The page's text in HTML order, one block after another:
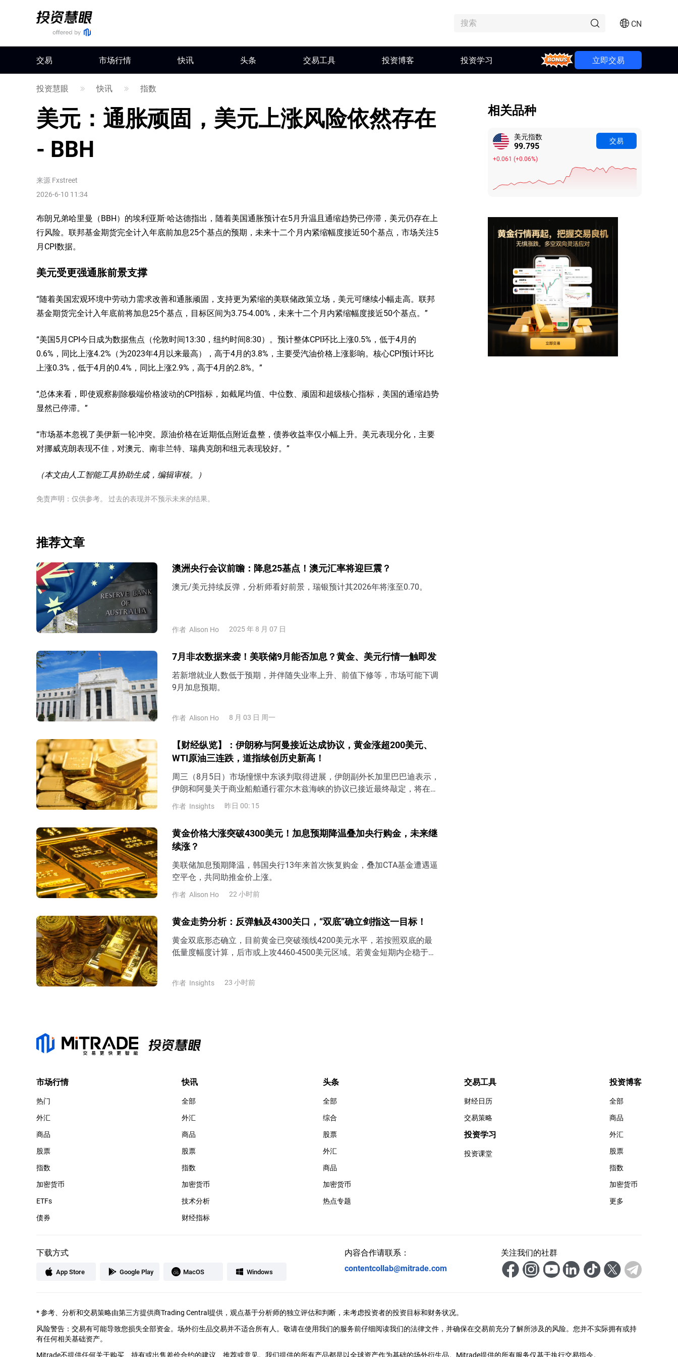
CN
交易 市场行情 快讯 头条 交易工具 投资博客 投资学习 Bonus 立即交易
投资慧眼 快讯 指数
美元：通胀顽固，美元上涨风险依然存在
- BBH
来源 Fxstreet
2026-6-10 11:34
布朗兄弟哈里曼（BBH）的埃利亚斯·哈达德指出，随着美国通胀预计在5月升温且通缩趋势已停滞，美元仍存在上
行风险。联邦基金期货完全计入年底前加息25个基点的预期，未来十二个月内紧缩幅度接近50个基点，市场关注5
月CPI数据。
美元受更强通胀前景支撑
“随着美国宏观环境中劳动力需求改善和通胀顽固，支持更为紧缩的美联储政策立场，美元可继续小幅走高。联邦
基金期货完全计入年底前将加息25个基点，目标区间为3.75-4.00%，未来十二个月内紧缩幅度接近50个基点。”
“美国5月CPI今日成为数据焦点（伦敦时间13:30，纽约时间8:30）。预计整体CPI环比上涨0.5%，低于4月的
0.6%，同比上涨4.2%（为2023年4月以来最高），高于4月的3.8%，主要受汽油价格上涨影响。核心CPI预计环比
上涨0.3%，低于4月的0.4%，同比上涨2.9%，高于4月的2.8%。”
“总体来看，即使观察剔除极端价格波动的CPI指标，如截尾均值、中位数、顽固和超级核心指标，美国的通缩趋势
显然已停滞。”
“市场基本忽视了美伊新一轮冲突。原油价格在近期低点附近盘整，债券收益率仅小幅上升。美元表现分化，主要
对挪威克朗表现不佳，对澳元、南非兰特、瑞典克朗和纽元表现较好。”
（本文由人工智能工具协助生成，编辑审核。）
免责声明：仅供参考。 过去的表现并不预示未来的结果。
推荐文章
澳洲央行会议前瞻：降息25基点！澳元汇率将迎巨震？
澳元/美元持续反弹，分析师看好前景，瑞银预计其2026年将涨至0.70。
作者 Alison Ho 2025 年 8 月 07 日
7月非农数据来袭！美联储9月能否加息？黄金、美元行情一触即发
若新增就业人数低于预期，并伴随失业率上升、前值下修等，市场可能下调
9月加息预期。
作者 Alison Ho 8 月 03 日 周一
【财经纵览】：伊朗称与阿曼接近达成协议，黄金涨超200美元、
WTI原油三连跌，道指续创历史新高！
周三（8月5日）市场憧憬中东谈判取得进展，伊朗副外长加里巴巴迪表示，
伊朗和阿曼关于商业船舶通行霍尔木兹海峡的协议已接近最终敲定，将在霍
尔木兹海峡建立一种不同于过去60年的新通行模式。WTI原油进一步下探至
74.2美元，续创逾三周新低。黄金飙升逾4%，一举突破4200美元至日内高
11%，最终回吐全部涨幅，收跌超4%。
作者 Insights 昨日 00: 15
黄金价格大涨突破4300美元！加息预期降温叠加央行购金，未来继
续涨？
美联储加息预期降温，韩国央行13年来首次恢复购金，叠加CTA基金遭遇逼
空平仓，共同助推金价上涨。
作者 Alison Ho 22 小时前
黄金走势分析：反弹触及4300关口，“双底”确立剑指这一目标！
黄金双底形态确立，目前黄金已突破颈线4200美元水平，若按照双底的最
低量度幅度计算，后市或上攻4460-4500美元区域。若黄金短期内企稳于
作者 Insights 23 小时前
相关品种
美元指数
99.795
+0.061 (+0.06%)
交易
市场行情
热门
外汇
商品
股票
指数
加密货币
ETFs
债券
快讯
全部
外汇
商品
股票
指数
加密货币
技术分析
财经指标
头条
全部
综合
股票
外汇
商品
加密货币
热点专题
交易工具
财经日历
交易策略
投资学习
投资课堂
投资博客
全部
商品
外汇
股票
指数
加密货币
更多
下载方式
App Store Google Play MacOS Windows
内容合作请联系：
contentcollab@mitrade.com
关注我们的社群
*参考、分析和交易策略由第三方提供商Trading Central提供，观点基于分析师的独立评估和判断，未考虑投资者的投资目标和财务状况。
风险警告：交易有可能导致您损失全部资金。场外衍生品交易并不适合所有人。敬请在使用我们的服务前仔细阅读我们的法律文件，并确保在交易前充分了解所涉及的风险。您并不实际拥有或持
有任何相关基础资产。
Mitrade不提供任何关于购买、持有或出售差价合约的建议、推荐或意见。我们提供的所有产品都是以全球资产作为基础的场外衍生品。Mitrade提供的所有服务仅基于执行交易指令。